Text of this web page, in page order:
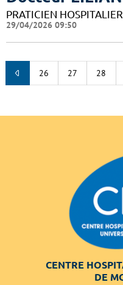
PRATICIEN HOSPITALIER
29/04/2026 09:50
26 27 28
CENTRE
DE